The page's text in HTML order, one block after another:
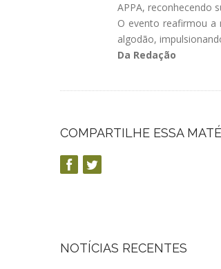
APPA, reconhecendo
O evento reafirmou a
algodão,
Da Redação
COMPARTILHE ESSA
NOTÍCIAS RECENTES